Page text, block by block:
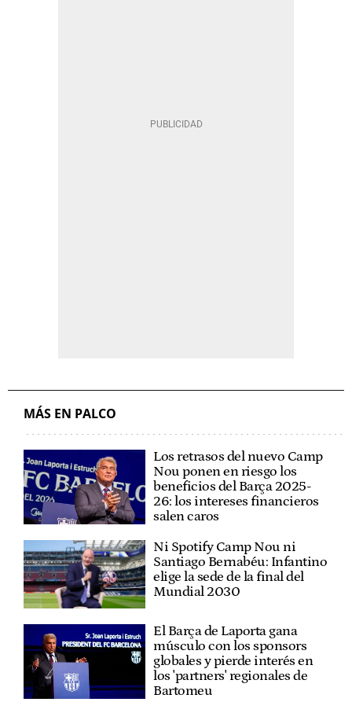
MÁS EN PALCO
Los retrasos del nuevo Camp
Nou ponen en riesgo los
beneficios del Barça 2025-
26: los intereses financieros
salen caros
Ni Spotify Camp Nou ni
Santiago Bernabéu: Infantino
elige la sede de la final del
Mundial 2030
El Barça de Laporta gana
músculo con los sponsors
globales y pierde interés en
los 'partners' regionales de
Bartomeu